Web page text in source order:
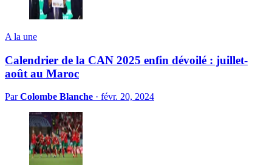
A la une
Calendrier de la CAN 2025 enfin dévoilé : juillet-
août au Maroc
ParColombe Blanche · févr. 20, 2024